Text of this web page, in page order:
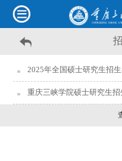
2025年全国硕士研究生招
重庆三峡学院硕士研究生